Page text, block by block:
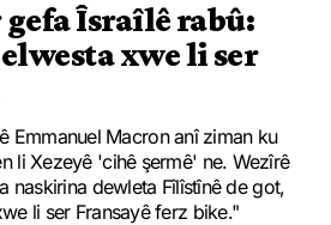
Îsraîlê rabû:
xwe li ser
Emmanuel Macron anî ziman ku
li Xezeyê 'cihê şermê' ne. Wezîrê
naskirina dewleta Fîlîstînê de got,
li ser Fransayê ferz bike."